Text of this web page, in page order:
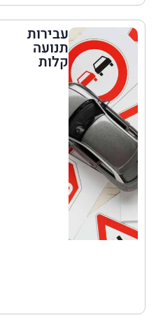
עבירות
תנועה
קלות